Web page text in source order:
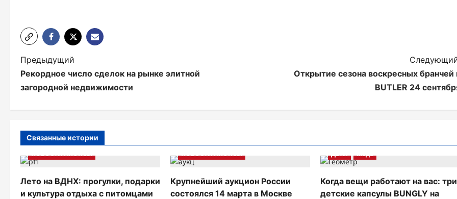
Н
а
г
а
и
Предыдущий
Рекордное число сделок на рынке элитной
загородной недвижимости
Открытие сезона воскресных бранчей
BUTLER 24
Связанные истории
НОВОСТИ АНОНСЫ
Лето на ВДНХ: прогулки, подарки
и культура отдыха с питомцами
НОВОСТИ АНОНСЫ
Крупнейший аукцион России
состоялся 14 марта в Москве
ДЕТИ Мода
Когда вещи работают на вас: три
детские капсулы BUNGLY на